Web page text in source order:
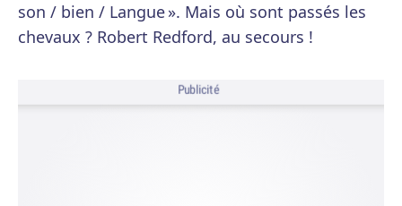
son / bien / Langue ». Mais où sont passés les
chevaux ? Robert Redford, au secours !
Publicité